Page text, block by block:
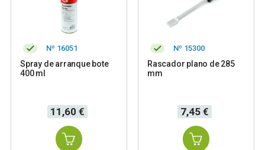
Nº 16051
Spray de arranque bote
400 ml
Precio
11,60 €
Nº 15300
Rascador plano de 285
mm
Precio
7,45 €